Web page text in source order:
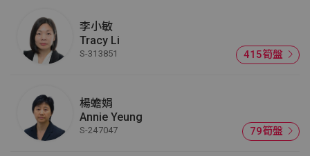
李小敏
Tracy Li
S-313851 415筍盤
楊蟾娟
Annie Yeung
S-247047 79筍盤